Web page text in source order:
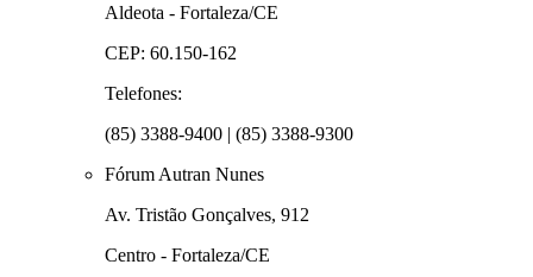
Aldeota - Fortaleza/CE
CEP: 60.150-162
Telefones:
(85) 3388-9400 | (85) 3388-9300
Fórum Autran Nunes
Av. Tristão Gonçalves, 912
Centro - Fortaleza/CE